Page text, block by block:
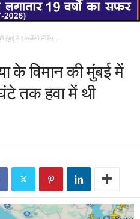
मुंबई में इमरजेंसी लैंडिंग,...
के विमान की मुंबई में
तक हवा में थी